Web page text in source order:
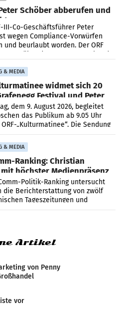
Schöber abberufen und
III-Co-Geschäftsführer Peter
wegen Compliance-Vorwürfen
und beurlaubt worden. Der ORF
der APA entsprechende
& MEDIA
widmet sich 20
Festival und Peter
dem 9. August 2026, begleitet
das Publikum ab 9.05 Uhr
„Kulturmatinee“. Die Sendung
der Dokumentation „20 Jahre
& MEDIA
Ranking: Christian
höchster Medienpräsenz
Politik-Ranking untersucht
die Berichterstattung von zwölf
Tageszeitungen und
welche Politikerinnen und
Artikel
von Penny
vor